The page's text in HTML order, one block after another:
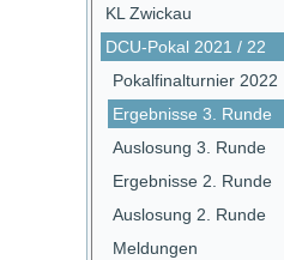
KL Zwickau
DCU-Pokal 2021 / 22
Pokalfinalturnier 2022
Ergebnisse 3. Runde
Auslosung 3. Runde
Ergebnisse 2. Runde
Auslosung 2. Runde
Meldungen